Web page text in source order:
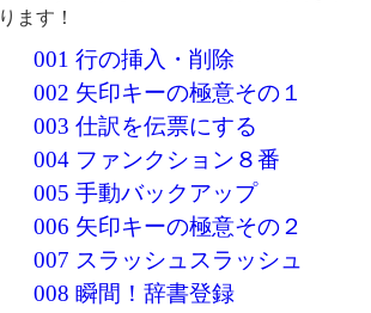
ります！
001 行の挿入・削除
002 矢印キーの極意その１
003 仕訳を伝票にする
004 ファンクション８番
005 手動バックアップ
006 矢印キーの極意その２
007 スラッシュスラッシュ
008 瞬間！辞書登録